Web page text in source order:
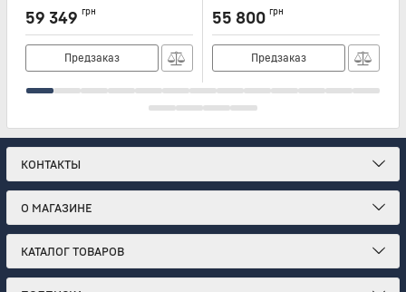
RD5220
59 349 грн
Предзаказ
SRD5220
55 800 грн
Предзаказ
КОНТАКТЫ
О МАГАЗИНЕ
КАТАЛОГ ТОВАРОВ